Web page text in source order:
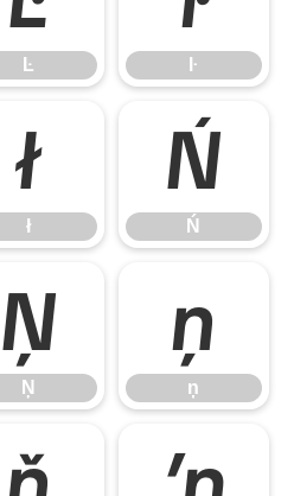
Ŀ ŀ
ł
ł
Ń
Ń
Ņ
Ņ
ņ
ņ